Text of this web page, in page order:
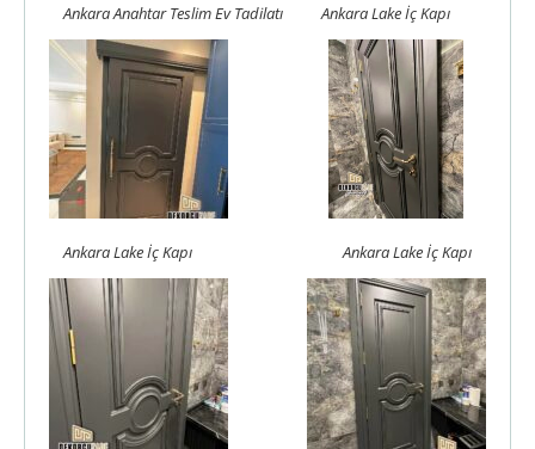
Ankara Anahtar Teslim Ev Tadilatı Ankara Lake İç Kapı
Ankara Lake İç Kapı Ankara Lake İç Kapı